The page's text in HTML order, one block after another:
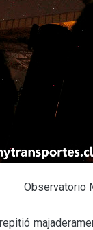
Observatorio